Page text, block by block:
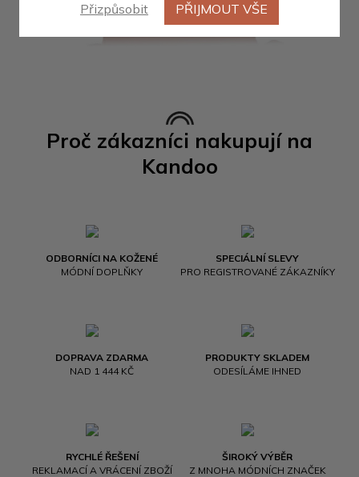
Proč zákazníci nakupují na
Kandoo
ODBORNÍCI NA KOŽENÉ
MÓDNÍ DOPLŇKY
SPECIÁLNÍ SLEVY
PRO REGISTROVANÉ ZÁKAZNÍKY
DOPRAVA ZDARMA
NAD 1 444 KČ
PRODUKTY SKLADEM
ODESÍLÁME IHNED
RYCHLÉ ŘEŠENÍ
REKLAMACÍ A VRÁCENÍ ZBOŽÍ
ŠIROKÝ VÝBĚR
Z MNOHA MÓDNÍCH ZNAČEK
Přizpůsobit PŘIJMOUT VŠE